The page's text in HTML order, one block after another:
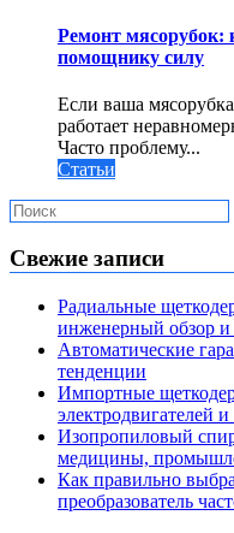
Ремонт мясорубок:
помощнику силу
Если ваша
работает
Часто проблему...
Статьи
Свежие записи
Радиальные
инженерный обзор
Автоматические
тенденции
Импортные
электродвигателей
Изопропиловый
медицины,
Как правильно
преобразователь